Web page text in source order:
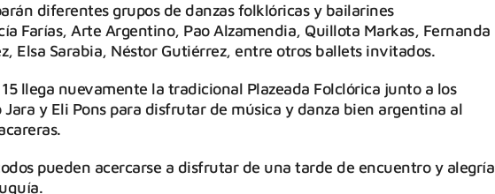
diferentes grupos de danzas folklóricas y bailarines
Farías, Arte Argentino, Pao Alzamendia, Quillota Markas, Fernanda
Elsa Sarabia, Néstor Gutiérrez, entre otros ballets invitados.
llega nuevamente la tradicional Plazeada Folclórica junto a los
Jara y Eli Pons para disfrutar de música y danza bien argentina al
pueden acercarse a disfrutar de una tarde de encuentro y alegría